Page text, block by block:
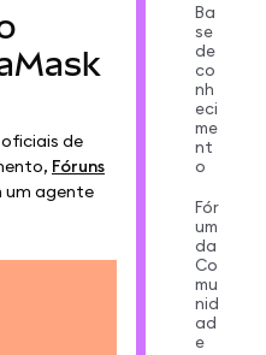
de
Fóruns
agente
Ba
se
de
co
nh
eci
me
nt
o
Fór
um
da
Co
mu
nid
ad
e